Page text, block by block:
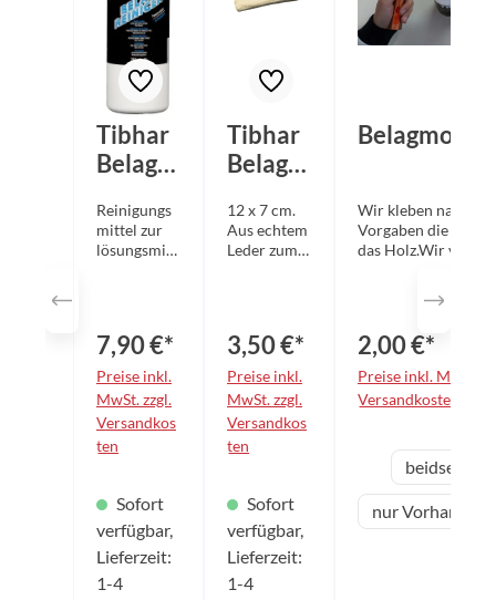
Tibhar
Belagre
Pumps
pray
Reinigungs
mittel zur
lösungsmitt
belägen
aller
Marken.
Der
wirksame
Reiniger
Haltbarkeit
und
Griffigkeit
der Beläge.
Mit dem
7,90 €*
Preise inkl.
MwSt. zzgl.
Versandkos
ten
Sofort
verfügbar,
Lieferzeit:
1-4
Tibhar
Belagre
sschwa
mm
12 x 7 cm.
Aus echtem
Leder zum
3,50 €*
Preise inkl.
MwSt. zzgl.
Versandkos
ten
Sofort
verfügbar,
Lieferzeit:
1-4
Wir kleben nach
Vorgaben die
das Holz.Wir
2,00 €*
Preise inkl. MwSt.
Versandkosten
Variante
beidseitig
nur Vorhand-